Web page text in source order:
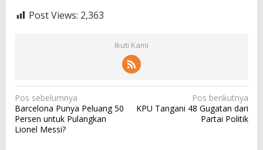
Post Views: 2,363
Ikuti Kami
N
a
v
Pos sebelumnya
Barcelona Punya Peluang 50
Persen untuk Pulangkan
Lionel Messi?
Pos berikutnya
KPU Tangani 48 Gugatan dari
Partai Politik